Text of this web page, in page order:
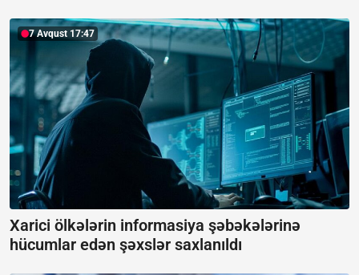
7 Avqust 17:47
Xarici ölkələrin informasiya şəbəkələrinə
hücumlar edən şəxslər saxlanıldı